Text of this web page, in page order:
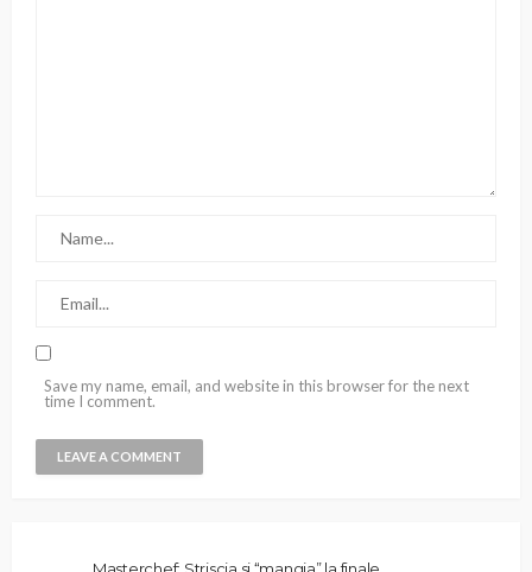
Save my name, email, and website in this browser for the next
time I comment.